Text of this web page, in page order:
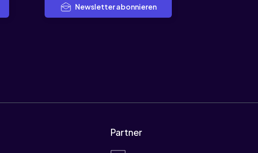
Newsletter abonnieren
Partner